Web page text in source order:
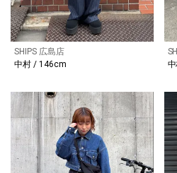
SHIPS 広島店
中村 / 146cm